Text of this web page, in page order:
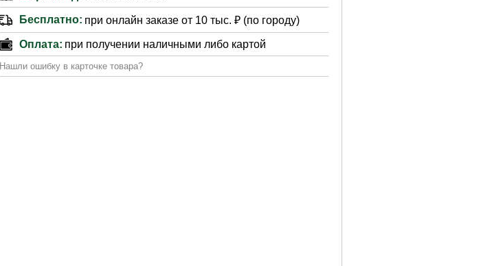
Бесплатно: при онлайн заказе от 10 тыс. ₽ (по городу)
Оплата: при получении наличными либо картой
Нашли ошибку в карточке товара?